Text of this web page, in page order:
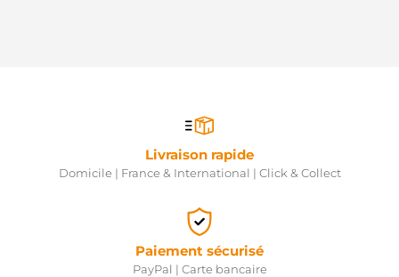
Livraison rapide
Domicile | France & International | Click & Collect
Paiement sécurisé
PayPal | Carte bancaire